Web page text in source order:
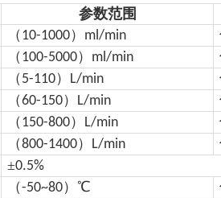
参数范围
（ 10-1000） ml/min
（ 100-5000） ml/min
（ 5-110） L/min
（60-150） L/min
（ 150-800） L/min
（800-1400） L/min
±0.5%
（-50~80）℃